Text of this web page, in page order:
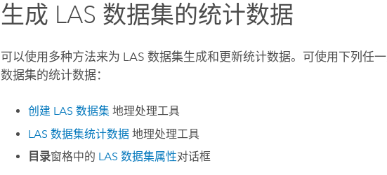
生成 LAS 数据集的统计数据
可以使用多种方法来为 LAS 数据集生成和更新统计数据。可使用下列任
数据集的统计数据：
创建 LAS 数据集 地理处理工具
LAS 数据集统计数据 地理处理工具
目录窗格中的 LAS 数据集属性对话框